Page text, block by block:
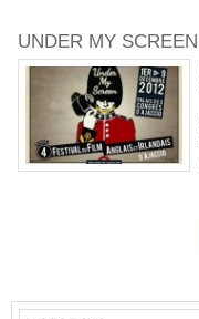
UNDER MY